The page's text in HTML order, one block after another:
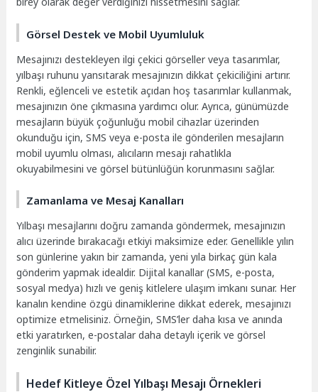
Görsel Destek ve Mobil Uyumluluk
Mesajınızı destekleyen ilgi çekici görseller veya tasarımlar,
yılbaşı ruhunu yansıtarak mesajınızın dikkat çekiciliğini artırır.
Renkli, eğlenceli ve estetik açıdan hoş tasarımlar kullanmak,
mesajınızın öne çıkmasına yardımcı olur. Ayrıca, günümüzde
mesajların büyük çoğunluğu mobil cihazlar üzerinden
okunduğu için, SMS veya e-posta ile gönderilen mesajların
mobil uyumlu olması, alıcıların mesajı rahatlıkla
okuyabilmesini ve görsel bütünlüğün korunmasını sağlar.
Zamanlama ve Mesaj Kanalları
Yılbaşı mesajlarını doğru zamanda göndermek, mesajınızın
alıcı üzerinde bırakacağı etkiyi maksimize eder. Genellikle yılın
son günlerine yakın bir zamanda, yeni yıla birkaç gün kala
gönderim yapmak idealdir. Dijital kanallar (SMS, e-posta,
sosyal medya) hızlı ve geniş kitlelere ulaşım imkanı sunar. Her
kanalın kendine özgü dinamiklerine dikkat ederek, mesajınızı
optimize etmelisiniz. Örneğin, SMS’ler daha kısa ve anında
etki yaratırken, e-postalar daha detaylı içerik ve görsel
zenginlik sunabilir.
Hedef Kitleye Özel Yılbaşı Mesajı Örnekleri